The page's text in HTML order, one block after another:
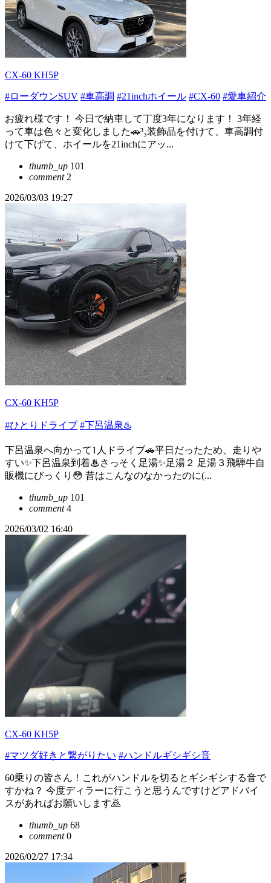
CX-60 KH5P
#ローダウンSUV #車高調 #21inchホイール #CX-60 #愛車紹介
お疲れ様です！ 今日で納車して丁度3年になります！ 3年経
って車は色々と変化しました🚗³₃装飾品を付けて、車高調付
けて下げて、ホイールを21inchにアッ...
thumb_up 101
comment2
2026/03/03 19:27
CX-60 KH5P
#ひとりドライブ #下呂温泉♨️
下呂温泉へ向かって1人ドライブ🚗平日だったため、走りや
すい✨下呂温泉到着♨さっそく足湯✨足湯２ 足湯３飛騨牛自
販機にびっくり😳 昔はこんなのなかったのに(...
thumb_up 101
comment4
2026/03/02 16:40
CX-60 KH5P
#マツダ好きと繋がりたい #ハンドルギシギシ音
60乗りの皆さん！これがハンドルを切るとギシギシする音で
すかね？ 今度ディラーに行こうと思うんですけどアドバイ
スがあればお願いします🙇
thumb_up 68
comment0
2026/02/27 17:34